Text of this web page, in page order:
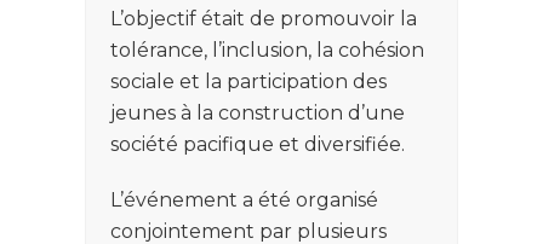
L’objectif était de promouvoir la
tolérance, l’inclusion, la cohésion
sociale et la participation des
jeunes à la construction d’une
société pacifique et diversifiée.
L’événement a été organisé
conjointement par plusieurs